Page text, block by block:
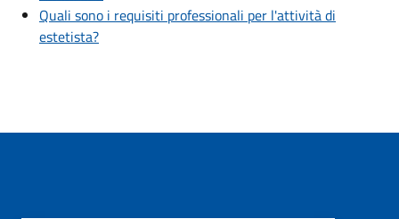
Quali sono i requisiti professionali per l'attività di
estetista?